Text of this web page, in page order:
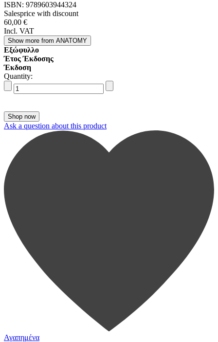
ISBN: 9789603944324
Salesprice with discount
60,00 €
Incl. VAT
Show more from ANATOMY
Εξώφυλλο
Έτος Έκδοσης
Έκδοση
Quantity:
Ask a question about this product
Αγαπημένα